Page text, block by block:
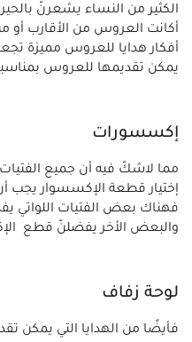
الكثير من النساء يشعرنّ
أكانت العروس من الأقارب أو
أفكار هدايا للعروس مميزة
يمكن تقديمها للعروس
إكسسورات
مما لاشكّ فيه أن جميع
إختيار قطعة الإكسسوار
فهناك بعض الفتيات اللواتي
والبعض الأخر يفضلنّ قطع
لوحة زفاف
فأيضًا من الهدايا التي يمكن